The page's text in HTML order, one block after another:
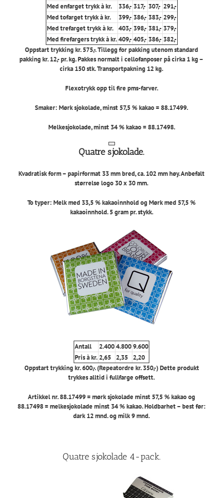
Med enfarget trykk à kr.
336,- 317,- 307,- 291,-
Med tofarget trykk à kr.
399,- 386,- 383,- 299,-
Med trefarget trykk à kr.
403,- 398,- 381,- 379,-
Med firefargers trykk à kr. 409,- 405,- 386,- 382,-
Oppstart trykking kr. 575,-. Tillegg for pakking utenom standard
pakking kr. 12,- pr. kg. Pakkes normalt i cellofanposer på cirka 1 kg –
cirka 150 stk. Transportpakning 12 kg.
Flexotrykk opp til fire pms-farver.
Smaker: Mørk sjokolade, minst 57,5 % kakao = 88.17499.
Melkesjokolade, minst 34 % kakao = 88.17498.
Quatre sjokolade.
Kvadratisk form – papirformat 33 mm bred, ca. 102 mm høy. Anbefalt
størrelse logo 30 x 30 mm.
To typer: Melk med 33,5 % kakaoinnhold og Mørk med 57,5 %
kakaoinnhold. 5 gram pr. stykk.
Antall 2.4004.8009.600
Pris à kr. 2,65 2,35
2,20
Oppstart trykking kr. 600,-. (Repeatordre kr. 350,-) Dette produkt
trykkes alltid i fullfarge offsett.
Artikkel nr. 88.17499 = mørk sjokolade minst 57,5 % kakao og
88.17498 = melkesjokolade minst 34 % kakao. Holdbarhet – best før:
dark 12 mnd. og milk 9 mnd.
Quatre sjokolade 4-pack.